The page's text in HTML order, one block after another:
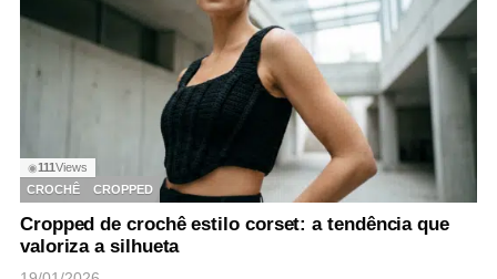
◉111 Views
CROCHÊ
CROPPED
Cropped de crochê estilo corset: a tendência que
valoriza a silhueta